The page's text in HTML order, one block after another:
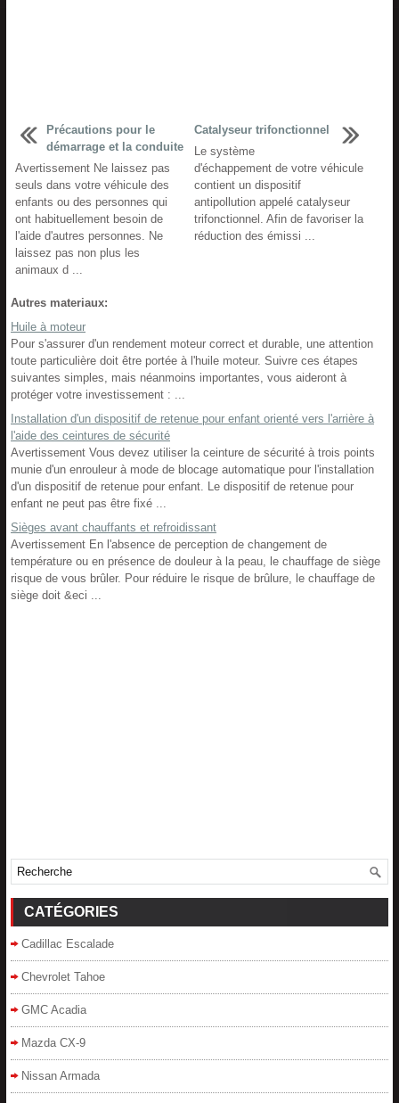
Précautions pour le
démarrage et la conduite
Avertissement Ne laissez pas
seuls dans votre véhicule des
enfants ou des personnes qui
ont habituellement besoin de
l'aide d'autres personnes. Ne
laissez pas non plus les
animaux d ...
Catalyseur trifonctionnel
Le système
d'échappement de votre véhicule
contient un dispositif
antipollution appelé catalyseur
trifonctionnel. Afin de favoriser la
réduction des émissi ...
Autres materiaux:
Huile à moteur
Pour s'assurer d'un rendement moteur correct et durable, une attention
toute particulière doit être portée à l'huile moteur. Suivre ces étapes
suivantes simples, mais néanmoins importantes, vous aideront à
protéger votre investissement : ...
Installation d'un dispositif de retenue pour enfant orienté vers l'arrière à
l'aide des ceintures de sécurité
Avertissement Vous devez utiliser la ceinture de sécurité à trois points
munie d'un enrouleur à mode de blocage automatique pour l'installation
d'un dispositif de retenue pour enfant. Le dispositif de retenue pour
enfant ne peut pas être fixé ...
Sièges avant chauffants et refroidissant
Avertissement En l'absence de perception de changement de
température ou en présence de douleur à la peau, le chauffage de siège
risque de vous brûler. Pour réduire le risque de brûlure, le chauffage de
siège doit &eci ...
CATÉGORIES
Cadillac Escalade
Chevrolet Tahoe
GMC Acadia
Mazda CX-9
Nissan Armada